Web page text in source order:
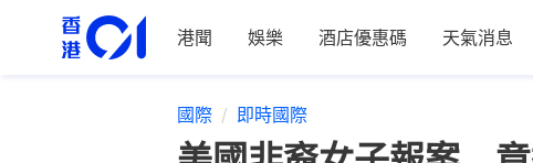
港聞 娛樂 酒店優惠碼 天氣消息
國際 即時國際